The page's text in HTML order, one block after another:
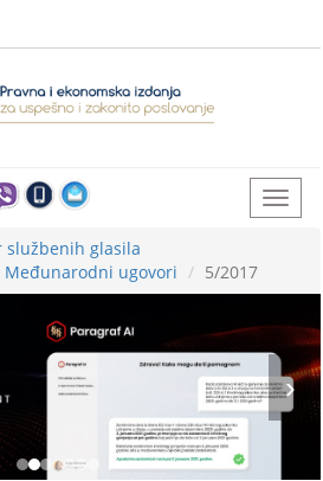
službenih glasila
Međunarodni ugovori
5/2017